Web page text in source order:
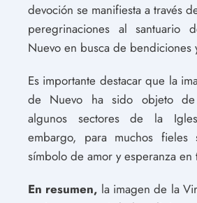
devoción se manifiesta a través
peregrinaciones al
Nuevo en busca de bendiciones
Es importante destacar que la
de Nuevo ha sido objeto de
algunos sectores de la
embargo, para muchos fieles
símbolo de amor y esperanza
En resumen, la imagen de la